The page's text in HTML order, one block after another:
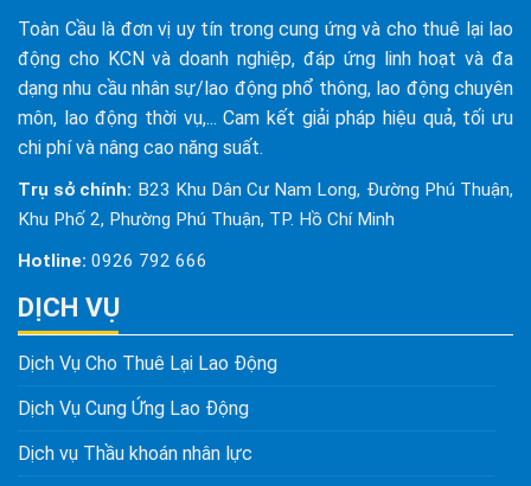
Toàn Cầu là đơn vị uy tín trong cung ứng và cho thuê lại lao
động cho KCN và doanh nghiệp, đáp ứng linh hoạt và đa
dạng nhu cầu nhân sự/lao động phổ thông, lao động chuyên
môn, lao động thời vụ,... Cam kết giải pháp hiệu quả, tối ưu
chi phí và nâng cao năng suất.
Trụ sở chính: B23 Khu Dân Cư Nam Long, Đường Phú Thuận,
Khu Phố 2, Phường Phú Thuận, TP. Hồ Chí Minh
Hotline: 0926 792 666
DỊCH VỤ
Dịch Vụ Cho Thuê Lại Lao Động
Dịch Vụ Cung Ứng Lao Động
Dịch vụ Thầu khoán nhân lực